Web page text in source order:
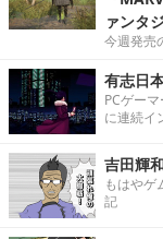
ァンタ
今週発売
有志日
PCゲー
に連続イ
吉田輝
もはやゲ
記